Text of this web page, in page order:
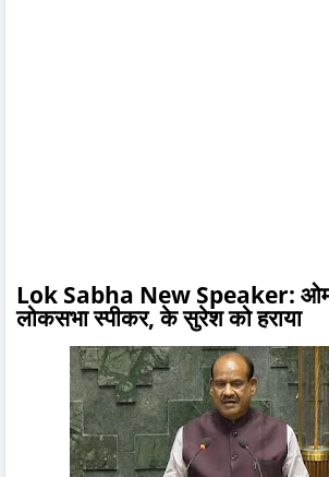
Lok Sabha New Speaker: ओम
लोकसभा स्पीकर, के सुरेश को हराया